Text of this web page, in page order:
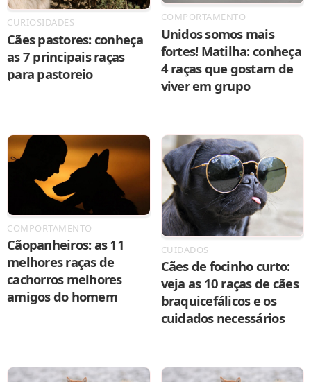
CURIOSIDADES
Cães pastores: conheça
as 7 principais raças
para pastoreio
COMPORTAMENTO
Unidos somos mais
fortes! Matilha: conheça
4 raças que gostam de
viver em grupo
COMPORTAMENTO
Cãopanheiros: as 11
melhores raças de
cachorros melhores
amigos do homem
CUIDADOS
Cães de focinho curto:
veja as 10 raças de cães
braquicefálicos e os
cuidados necessários